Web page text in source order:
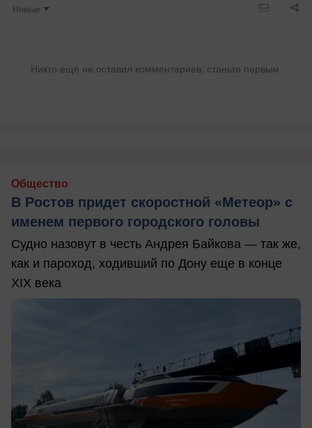
Новые
Никто ещё не оставил комментариев, станьте первым.
Общество
В Ростов придет скоростной «Метеор» с
именем первого городского головы
Судно назовут в честь Андрея Байкова — так же,
как и пароход, ходивший по Дону еще в конце
XIX века